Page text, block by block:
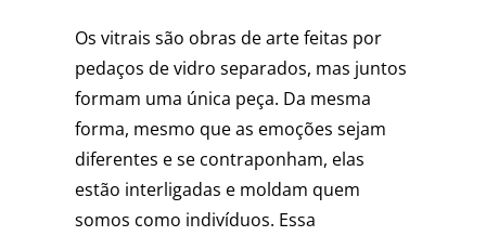
Os vitrais são obras de arte feitas por
pedaços de vidro separados, mas juntos
formam uma única peça. Da mesma
forma, mesmo que as emoções sejam
diferentes e se contraponham, elas
estão interligadas e moldam quem
somos como indivíduos. Essa